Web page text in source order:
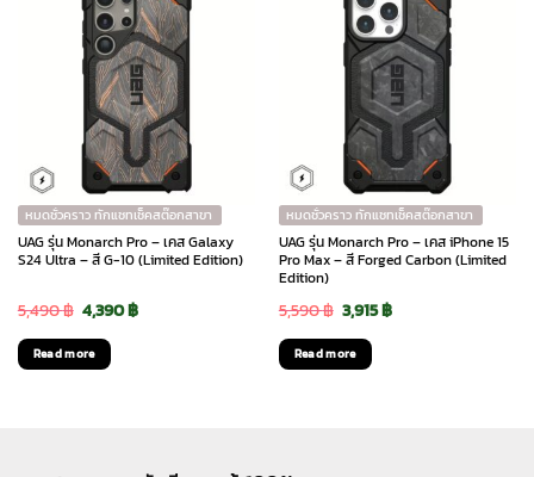
หมดชั่วคราว ทักแชทเช็คสต๊อกสาขา
UAG รุ่น Monarch Pro – เคส Galaxy
S24 Ultra – สี G-10 (Limited Edition)
5,490฿ Original
price
was:
4,390฿Current
Read more
หมดชั่วคราว ทักแชทเช็คสต๊อกสาขา
UAG รุ่น Monarch Pro – เคส iPhone 15
Pro Max – สี Forged Carbon (Limited
Edition)
5,590฿ Original
price
was:
3,915฿Current
Read more